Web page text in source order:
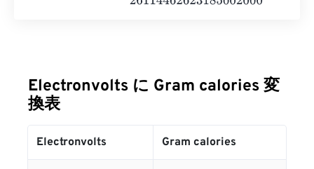
Electronvolts に Gram calories 変
換表
Electronvolts Gram calories